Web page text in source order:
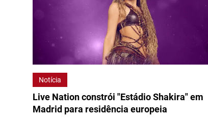
Notícia
Live Nation constrói "Estádio Shakira" em
Madrid para residência europeia